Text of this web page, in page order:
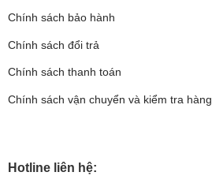
Chính sách bảo hành
Chính sách đổi trả
Chính sách thanh toán
Chính sách vận chuyển và kiểm tra hàng
Hotline liên hệ: